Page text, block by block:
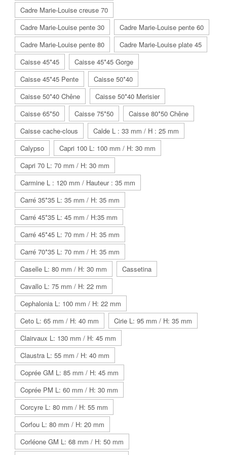
Cadre Marie-Louise creuse 70
Cadre Marie-Louise pente 30
Cadre Marie-Louise pente 60
Cadre Marie-Louise pente 80
Cadre Marie-Louise plate 45
Caisse 45*45
Caisse 45*45 Gorge
Caisse 45*45 Pente
Caisse 50*40
Caisse 50*40 Chêne
Caisse 50*40 Merisier
Caisse 65*50
Caisse 75*50
Caisse 80*50 Chêne
Caisse cache-clous
Calde L : 33 mm / H : 25 mm
Calypso
Capri 100 L: 100 mm / H: 30 mm
Capri 70 L: 70 mm / H: 30 mm
Carmine L : 120 mm / Hauteur : 35 mm
Carré 35*35 L: 35 mm / H: 35 mm
Carré 45*35 L: 45 mm / H:35 mm
Carré 45*45 L: 70 mm / H: 35 mm
Carré 70*35 L: 70 mm / H: 35 mm
Caselle L: 80 mm / H: 30 mm
Cassetina
Cavallo L: 75 mm / H: 22 mm
Cephalonia L: 100 mm / H: 22 mm
Ceto L: 65 mm / H: 40 mm
Cirie L: 95 mm / H: 35 mm
Clairvaux L: 130 mm / H: 45 mm
Claustra L: 55 mm / H: 40 mm
Coprée GM L: 85 mm / H: 45 mm
Coprée PM L: 60 mm / H: 30 mm
Corcyre L: 80 mm / H: 55 mm
Corfou L: 80 mm / H: 20 mm
Corléone GM L: 68 mm / H: 50 mm